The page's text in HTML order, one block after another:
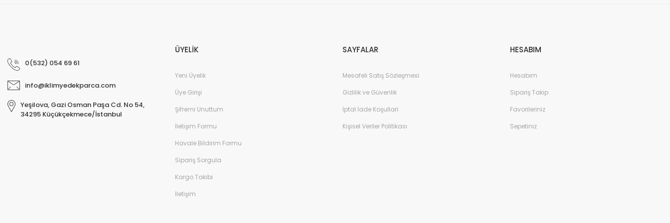
0(532) 054 69 61
info@iklimyedekparca.com
Yeşilova, Gazi Osman Paşa Cd. No 54,
34295 Küçükçekmece/İstanbul
ÜYELİK
Yeni Üyelik
Üye Girişi
Şifremi Unuttum
İletişim Formu
Havale Bildirim Formu
Sipariş Sorgula
Kargo Takibi
İletişim
SAYFALAR
Mesafeli Satış Sözleşmesi
Gizlilik ve Güvenlik
İptal İade Koşullari
Kişisel Veriler Politikası
HESABIM
Hesabım
Sipariş Takip
Favorileriniz
Sepetiniz